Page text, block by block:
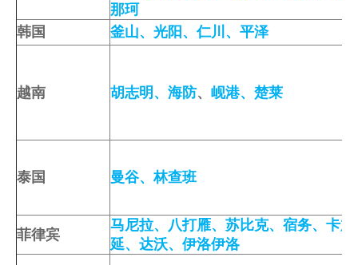
那珂
韩国
釜山、 光阳 、仁川 、 平泽
越南 胡志明 、 海防、 岘港、 楚莱
泰国 曼谷、林查班
菲律宾
马尼拉、 八打雁、 苏比克、 宿务、 卡加
延、 达沃、伊洛伊洛